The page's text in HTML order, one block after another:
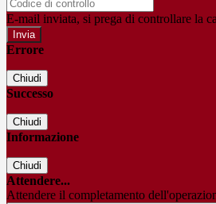
E-mail inviata, si prega di controllare la
Errore
Chiudi
Successo
Chiudi
Informazione
Chiudi
Attendere...
Attendere il completamento